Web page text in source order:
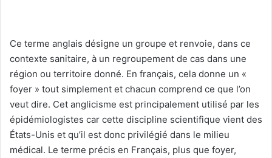
Ce terme anglais désigne un groupe et renvoie, dans ce
contexte sanitaire, à un regroupement de cas dans une
région ou territoire donné. En français, cela donne un «
foyer » tout simplement et chacun comprend ce que l’on
veut dire. Cet anglicisme est principalement utilisé par les
épidémiologistes car cette discipline scientifique vient des
États-Unis et qu’il est donc privilégié dans le milieu
médical. Le terme précis en Français, plus que foyer,